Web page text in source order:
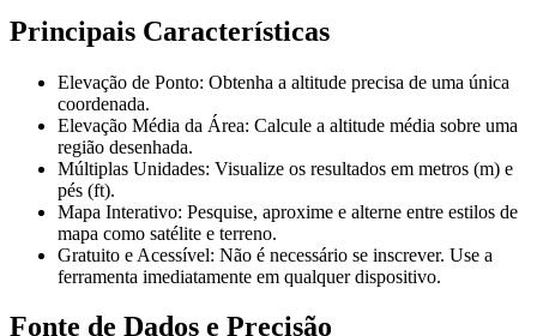
Principais Características
Elevação de Ponto: Obtenha a altitude precisa de uma única
coordenada.
Elevação Média da Área: Calcule a altitude média sobre uma
região desenhada.
Múltiplas Unidades: Visualize os resultados em metros (m) e
pés (ft).
Mapa Interativo: Pesquise, aproxime e alterne entre estilos de
mapa como satélite e terreno.
Gratuito e Acessível: Não é necessário se inscrever. Use a
ferramenta imediatamente em qualquer dispositivo.
Fonte de Dados e Precisão